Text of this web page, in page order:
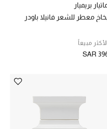
بريميار
معطر للشعر فانيلا باودر
الأكثر مبيعاً
SAR